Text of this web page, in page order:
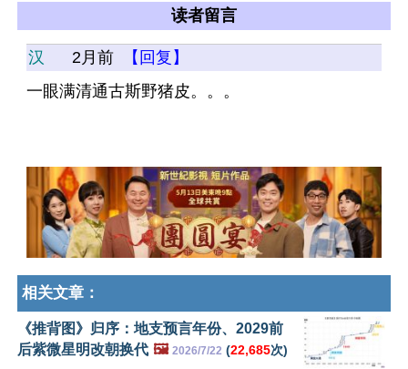
读者留言
汉 2月前
【回复】
一眼满清通古斯野猪皮。。。
相关文章：
《推背图》归序：地支预言年份、2029前
后紫微星明改朝换代 🖼️ 2026/7/22 (22,685次)